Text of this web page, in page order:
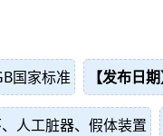
国家标准 【发布日期
人工脏器、假体装置